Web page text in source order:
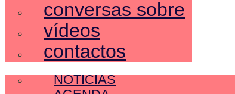
conversas sobre
vídeos
contactos
SOBRE NÓS
NOTÍCIAS